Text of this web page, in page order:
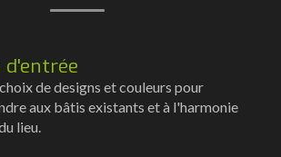
d'entrée
de designs et couleurs pour
aux bâtis existants et à l'harmonie
lieu.